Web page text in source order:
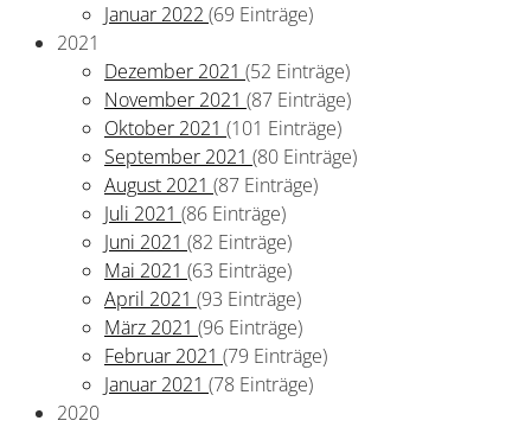
Januar 2022 (69 Einträge)
2021
Dezember 2021 (52 Einträge)
November 2021 (87 Einträge)
Oktober 2021 (101 Einträge)
September 2021 (80 Einträge)
August 2021 (87 Einträge)
Juli 2021 (86 Einträge)
Juni 2021 (82 Einträge)
Mai 2021 (63 Einträge)
April 2021 (93 Einträge)
März 2021 (96 Einträge)
Februar 2021 (79 Einträge)
Januar 2021 (78 Einträge)
2020